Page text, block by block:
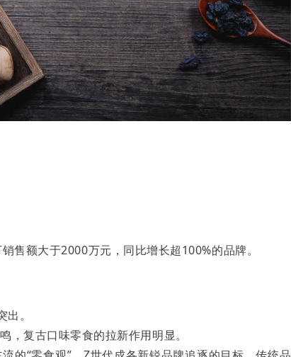
售额大于2000万元，同比增长超100%的品牌。
。
，复古口味零食的拉新作用明显。